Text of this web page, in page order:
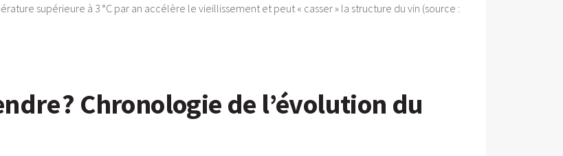
supérieure à 3 °C par an accélère le vieillissement et peut « casser » la structure du vin (source :
? Chronologie de l’évolution du